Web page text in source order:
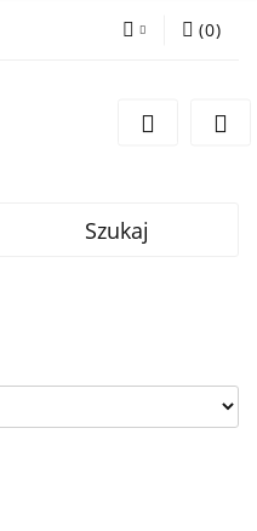
Zarejestruj się
(0)
Szukaj